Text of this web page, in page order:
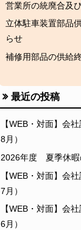
営業所の統廃合及
立体駐車装置部品
らせ
補修用部品の供給
最近の投稿
【WEB・対面】会
8月）
2026年度 夏季休暇
【WEB・対面】会
7月）
【WEB・対面】会
6月）